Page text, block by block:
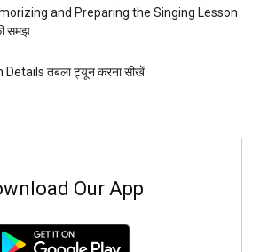
and Preparing the Singing Lesson
समझ
तबला ट्यून करना सीखें
Our App